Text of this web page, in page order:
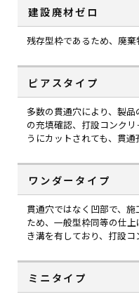
建設廃材ゼロ
残存型枠であるため、廃棄
ピアスタイプ
多数の貫通穴により、製
の充填確認、打設コンク
うにカットされても、貫通
ワンダータイプ
貫通穴ではなく凹部で、
ため、一般型枠同等の仕
き溝を有しており、打設コ
ミニタイプ